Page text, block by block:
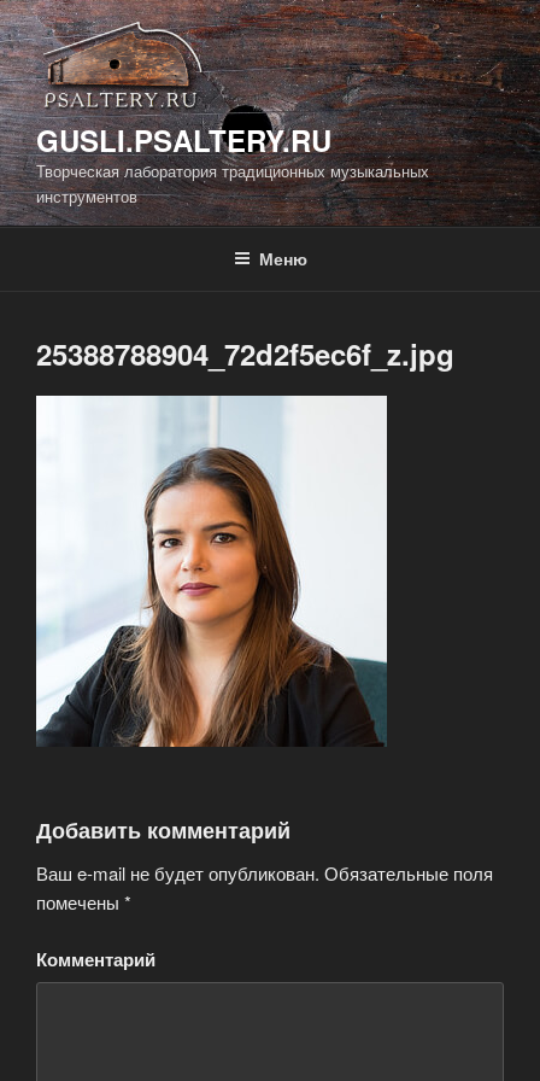
Перейти
к
содержимому
GUSLI.PSALTERY.RU
Творческая лаборатория традиционных музыкальных
инструментов
Меню
25388788904_72d2f5ec6f_z.jpg
Добавить комментарий
Ваш e-mail не будет опубликован. Обязательные поля
помечены *
Комментарий